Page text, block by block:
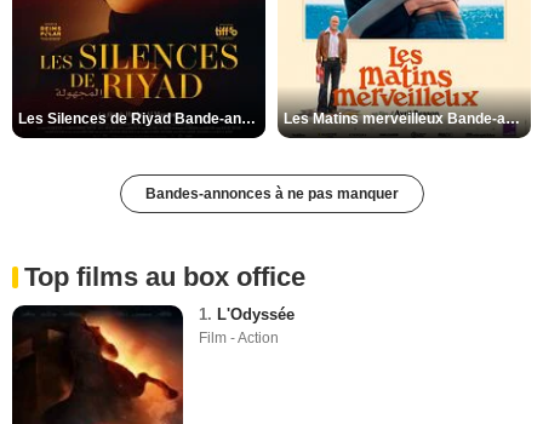
Val-de-Marne
Var
Vaucluse
Vendée
Vienne
Les Silences de Riyad Bande-annonce VO STFR Les Matins merveilleux Bande-annonce VF
Bandes-annonces à ne pas manquer
Top films au box office
1. L'Odyssée
Film - Action